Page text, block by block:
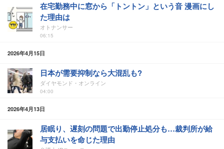
在宅勤務中に窓から「トントン」という音 漫画にし
た理由は
オトナンサー
06:15
2026年4月15日
日本が需要抑制なら大混乱も?
ダイヤモンド・オンライン
04:00
2026年4月13日
居眠り、遅刻の問題で出勤停止処分も…裁判所が給
与支払いを命じた理由